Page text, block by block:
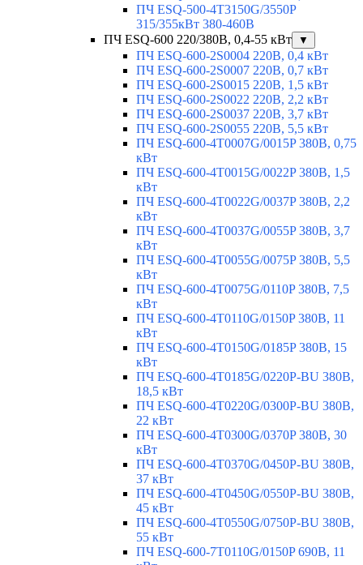
ПЧ ESQ-500-4T3150G/3550P
315/355кВт 380-460В
ПЧ ESQ-600 220/380В, 0,4-55 кВт
▼
ПЧ ESQ-600-2S0004 220В, 0,4 кВт
ПЧ ESQ-600-2S0007 220В, 0,7 кВт
ПЧ ESQ-600-2S0015 220В, 1,5 кВт
ПЧ ESQ-600-2S0022 220В, 2,2 кВт
ПЧ ESQ-600-2S0037 220В, 3,7 кВт
ПЧ ESQ-600-2S0055 220В, 5,5 кВт
ПЧ ESQ-600-4T0007G/0015P 380В, 0,75
кВт
ПЧ ESQ-600-4T0015G/0022P 380В, 1,5
кВт
ПЧ ESQ-600-4T0022G/0037P 380В, 2,2
кВт
ПЧ ESQ-600-4T0037G/0055P 380В, 3,7
кВт
ПЧ ESQ-600-4T0055G/0075P 380В, 5,5
кВт
ПЧ ESQ-600-4T0075G/0110P 380В, 7,5
кВт
ПЧ ESQ-600-4T0110G/0150P 380В, 11
кВт
ПЧ ESQ-600-4T0150G/0185P 380В, 15
кВт
ПЧ ESQ-600-4T0185G/0220P-BU 380В,
18,5 кВт
ПЧ ESQ-600-4T0220G/0300P-BU 380В,
22 кВт
ПЧ ESQ-600-4T0300G/0370P 380В, 30
кВт
ПЧ ESQ-600-4T0370G/0450P-BU 380В,
37 кВт
ПЧ ESQ-600-4T0450G/0550P-BU 380В,
45 кВт
ПЧ ESQ-600-4T0550G/0750P-BU 380В,
55 кВт
ПЧ ESQ-600-7T0110G/0150P 690В, 11